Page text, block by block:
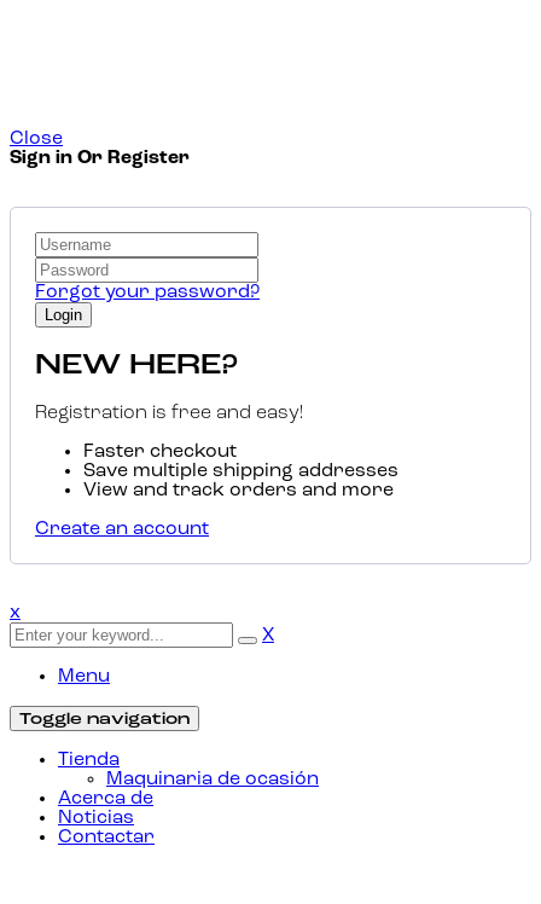
Close
Sign in Or Register
Forgot your password?
NEW HERE?
Registration is free and easy!
Faster checkout
Save multiple shipping addresses
View and track orders and more
Create an account
x
X
Menu
Toggle navigation
Tienda
Maquinaria de ocasión
Acerca de
Noticias
Contactar